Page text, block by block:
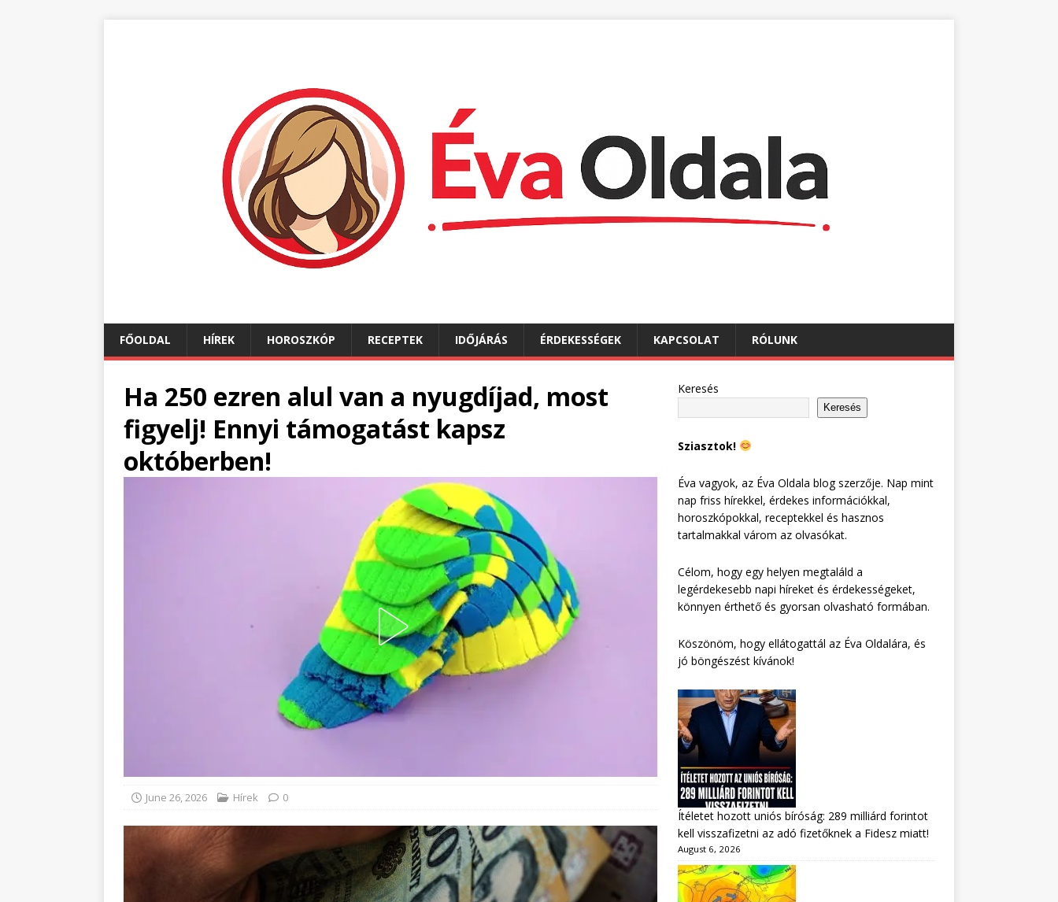
FŐOLDAL HÍREK HOROSZKÓP RECEPTEK IDŐJÁRÁS ÉRDEKESSÉGEK KAPCSOLAT RÓLUNK
Ha 250 ezren alul van a nyugdíjad, most
figyelj! Ennyi támogatást kapsz
októberben!
June 26, 2026 Hírek 0
Keresés
Keresés
Sziasztok!
Éva vagyok, az Éva Oldala blog szerzője. Nap mint
nap friss hírekkel, érdekes információkkal,
horoszkópokkal, receptekkel és hasznos
tartalmakkal várom az olvasókat.
Célom, hogy egy helyen megtaláld a
legérdekesebb napi híreket és érdekességeket,
könnyen érthető és gyorsan olvasható formában.
Köszönöm, hogy ellátogattál az Éva Oldalára, és
jó böngészést kívánok!
Ítéletet hozott uniós bíróság: 289 milliárd forintot
kell visszafizetni az adó fizetőknek a Fidesz miatt!
August 6, 2026